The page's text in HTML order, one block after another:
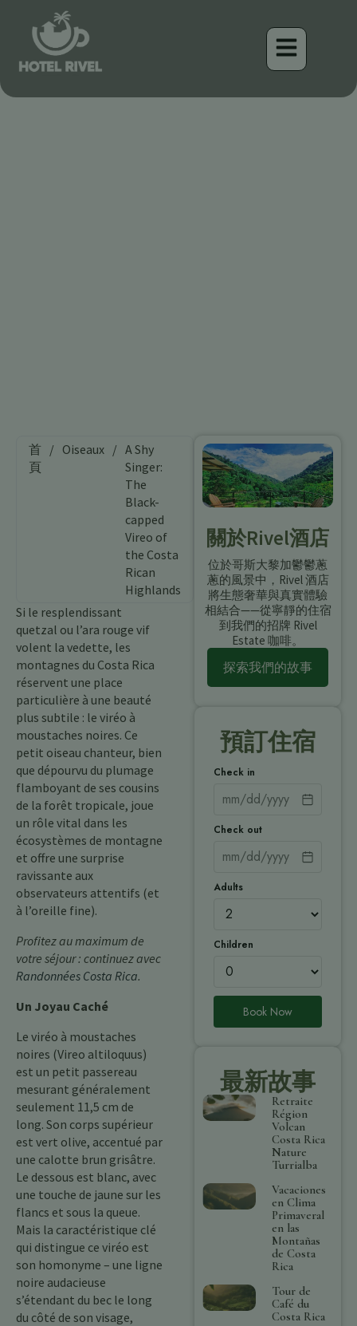
首
頁
/ Oiseaux / A Shy
Singer:
The
Black-
capped
Vireo of
the Costa
Rican
Highlands
Si le resplendissant
quetzal ou l’ara rouge vif
volent la vedette, les
montagnes du Costa Rica
réservent une place
particulière à une beauté
plus subtile : le viréo à
moustaches noires. Ce
petit oiseau chanteur, bien
que dépourvu du plumage
flamboyant de ses cousins
de la forêt tropicale, joue
un rôle vital dans les
écosystèmes de montagne
et offre une surprise
ravissante aux
observateurs attentifs (et
à l’oreille fine).
Profitez au maximum de
votre séjour : continuez avec
Randonnées Costa Rica.
Un Joyau Caché
Le viréo à moustaches
noires (Vireo altiloquus)
est un petit passereau
mesurant généralement
seulement 11,5 cm de
long. Son corps supérieur
est vert olive, accentué par
une calotte brun grisâtre.
Le dessous est blanc, avec
une touche de jaune sur les
flancs et sous la queue.
Mais la caractéristique clé
qui distingue ce viréo est
son homonyme – une ligne
noire audacieuse
s’étendant du bec le long
du côté de son visage,
關於Rivel酒店
位於哥斯大黎加鬱鬱蔥
蔥的風景中，Rivel 酒店
將生態奢華與真實體驗
相結合——從寧靜的住宿
到我們的招牌 Rivel
Estate 咖啡。
探索我們的故事
預訂住宿
Check in
Check out
Adults
Children
Book Now
最新故事
Retraite
Région
Volcan
Costa Rica
Nature
Turrialba
Vacaciones
en Clima
Primaveral
en las
Montañas
de Costa
Rica
Tour de
Café du
Costa Rica